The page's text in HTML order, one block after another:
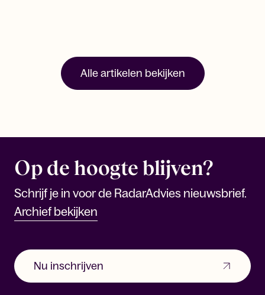
Alle artikelen bekijken
Op de hoogte blijven?
Schrijf je in voor de RadarAdvies nieuwsbrief.
Archief bekijken
Nu inschrijven